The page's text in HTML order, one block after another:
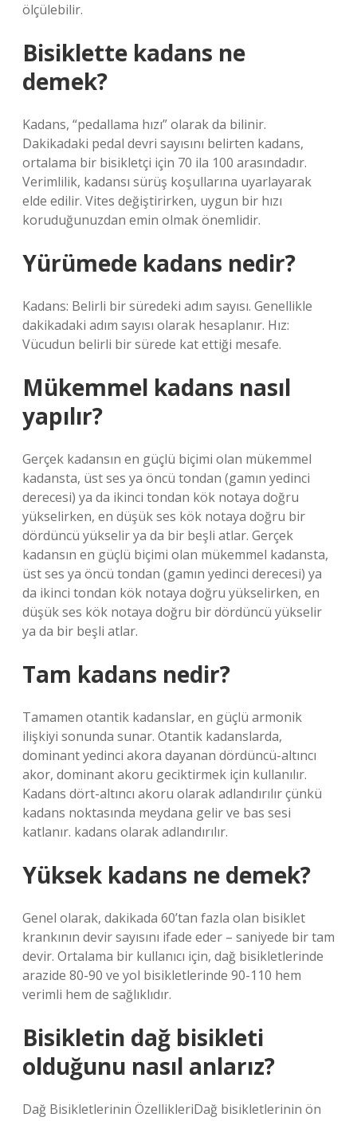
ölçülebilir.
Bisiklette kadans ne
demek?
Kadans, “pedallama hızı” olarak da bilinir.
Dakikadaki pedal devri sayısını belirten kadans,
ortalama bir bisikletçi için 70 ila 100 arasındadır.
Verimlilik, kadansı sürüş koşullarına uyarlayarak
elde edilir. Vites değiştirirken, uygun bir hızı
koruduğunuzdan emin olmak önemlidir.
Yürümede kadans nedir?
Kadans: Belirli bir süredeki adım sayısı. Genellikle
dakikadaki adım sayısı olarak hesaplanır. Hız:
Vücudun belirli bir sürede kat ettiği mesafe.
Mükemmel kadans nasıl
yapılır?
Gerçek kadansın en güçlü biçimi olan mükemmel
kadansta, üst ses ya öncü tondan (gamın yedinci
derecesi) ya da ikinci tondan kök notaya doğru
yükselirken, en düşük ses kök notaya doğru bir
dördüncü yükselir ya da bir beşli atlar. Gerçek
kadansın en güçlü biçimi olan mükemmel kadansta,
üst ses ya öncü tondan (gamın yedinci derecesi) ya
da ikinci tondan kök notaya doğru yükselirken, en
düşük ses kök notaya doğru bir dördüncü yükselir
ya da bir beşli atlar.
Tam kadans nedir?
Tamamen otantik kadanslar, en güçlü armonik
ilişkiyi sonunda sunar. Otantik kadanslarda,
dominant yedinci akora dayanan dördüncü-altıncı
akor, dominant akoru geciktirmek için kullanılır.
Kadans dört-altıncı akoru olarak adlandırılır çünkü
kadans noktasında meydana gelir ve bas sesi
katlanır. kadans olarak adlandırılır.
Yüksek kadans ne demek?
Genel olarak, dakikada 60’tan fazla olan bisiklet
krankının devir sayısını ifade eder – saniyede bir tam
devir. Ortalama bir kullanıcı için, dağ bisikletlerinde
arazide 80-90 ve yol bisikletlerinde 90-110 hem
verimli hem de sağlıklıdır.
Bisikletin dağ bisikleti
olduğunu nasıl anlarız?
Dağ Bisikletlerinin ÖzellikleriDağ bisikletlerinin ön